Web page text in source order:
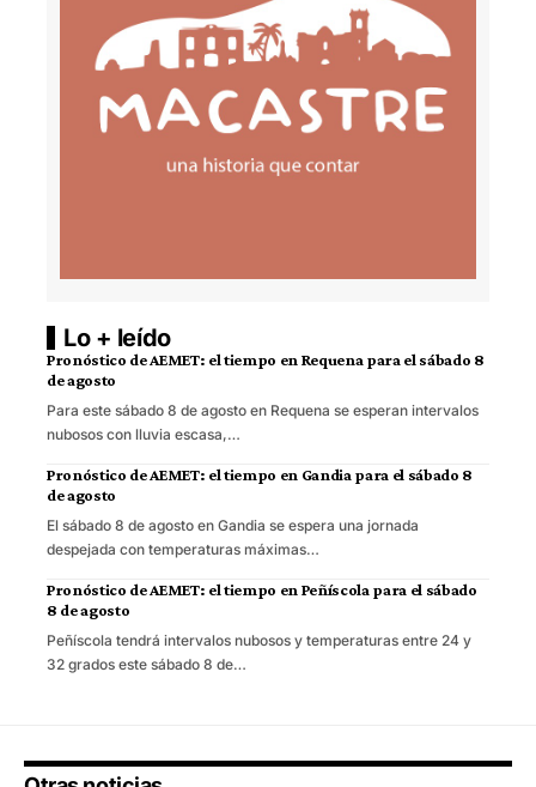
Lo + leído
Pronóstico de AEMET: el tiempo en Requena para el sábado 8
de agosto
Para este sábado 8 de agosto en Requena se esperan intervalos
nubosos con lluvia escasa,…
Pronóstico de AEMET: el tiempo en Gandia para el sábado 8
de agosto
El sábado 8 de agosto en Gandia se espera una jornada
despejada con temperaturas máximas…
Pronóstico de AEMET: el tiempo en Peñíscola para el sábado
8 de agosto
Peñíscola tendrá intervalos nubosos y temperaturas entre 24 y
32 grados este sábado 8 de…